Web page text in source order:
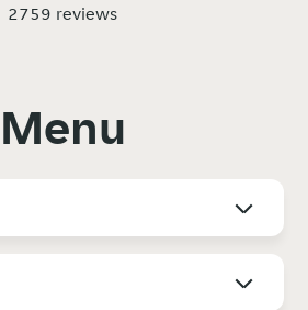
2759 reviews
Menu